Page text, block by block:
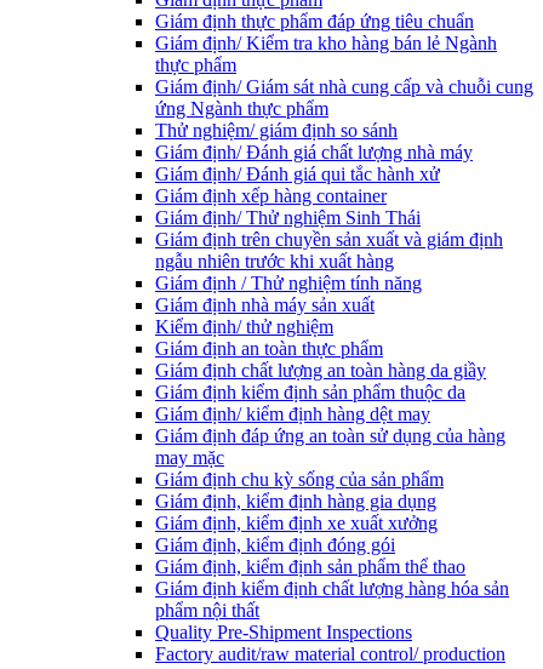
Giám định thực phẩm đáp ứng tiêu chuẩn
Giám định/ Kiểm tra kho hàng bán lẻ Ngành
thực phẩm
Giám định/ Giám sát nhà cung cấp và chuỗi cung
ứng Ngành thực phẩm
Thử nghiệm/ giám định so sánh
Giám định/ Đánh giá chất lượng nhà máy
Giám định/ Đánh giá qui tắc hành xử
Giám định xếp hàng container
Giám định/ Thử nghiệm Sinh Thái
Giám định trên chuyền sản xuất và giám định
ngẫu nhiên trước khi xuất hàng
Giám định / Thử nghiệm tính năng
Giám định nhà máy sản xuất
Kiểm định/ thử nghiệm
Giám định an toàn thực phẩm
Giám định chất lượng an toàn hàng da giầy
Giám định kiểm định sản phẩm thuộc da
Giám định/ kiểm định hàng dệt may
Giám định đáp ứng an toàn sử dụng của hàng
may mặc
Giám định chu kỳ sống của sản phẩm
Giám định, kiểm định hàng gia dụng
Giám định, kiểm định xe xuất xưởng
Giám định, kiểm định đóng gói
Giám định, kiểm định sản phẩm thể thao
Giám định kiểm định chất lượng hàng hóa sản
phẩm nội thất
Quality Pre-Shipment Inspections
Factory audit/raw material control/ production